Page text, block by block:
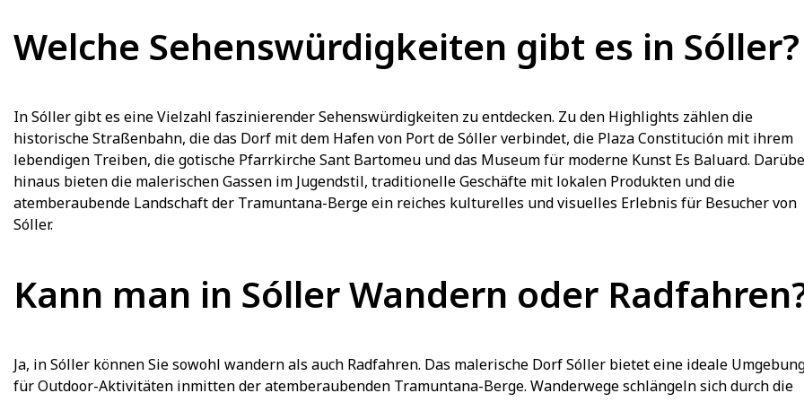
Welche Sehenswürdigkeiten gibt es in Sóller?
In Sóller gibt es eine Vielzahl faszinierender Sehenswürdigkeiten zu entdecken. Zu den Highlights zählen die
historische Straßenbahn, die das Dorf mit dem Hafen von Port de Sóller verbindet, die Plaza Constitución mit ihrem
lebendigen Treiben, die gotische Pfarrkirche Sant Bartomeu und das Museum für moderne Kunst Es Baluard.
hinaus bieten die malerischen Gassen im Jugendstil, traditionelle Geschäfte mit lokalen Produkten und die
atemberaubende Landschaft der Tramuntana-Berge ein reiches kulturelles und visuelles Erlebnis für Besucher von
Sóller.
Kann man in Sóller Wandern oder
Ja, in Sóller können Sie sowohl wandern als auch Radfahren. Das malerische Dorf Sóller bietet eine ideale
für Outdoor-Aktivitäten inmitten der atemberaubenden Tramuntana-Berge. Wanderwege schlängeln sich durch die